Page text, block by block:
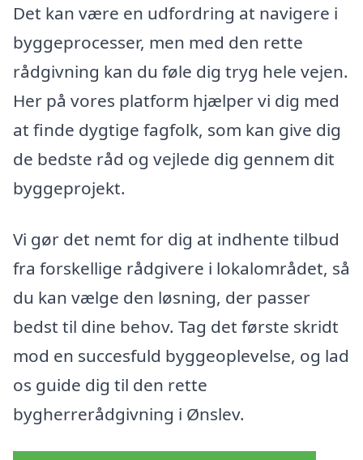
Det kan være en udfordring at navigere i
byggeprocesser, men med den rette
rådgivning kan du føle dig tryg hele vejen.
Her på vores platform hjælper vi dig med
at finde dygtige fagfolk, som kan give dig
de bedste råd og vejlede dig gennem dit
byggeprojekt.
Vi gør det nemt for dig at indhente tilbud
fra forskellige rådgivere i lokalområdet, så
du kan vælge den løsning, der passer
bedst til dine behov. Tag det første skridt
mod en succesfuld byggeoplevelse, og lad
os guide dig til den rette
bygherrerådgivning i Ønslev.